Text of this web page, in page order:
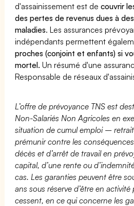
d'assainissement est decouvrir
des pertes de revenus dues à
maladies. Les assurances
indépendants permettent
proches (conjoint et enfants) si
mortel. Un résumé d'une
Responsable de réseaux
L’offre de prévoyance TNS est
Non-Salariés Non Agricoles en
situation de cumul emploi –
prémunir contre les
décès et d’arrêt de travail en
capital, d’une rente ou
cas. Les garanties peuvent être
ans sous réserve d’être en
cessent, en ce qui concerne les